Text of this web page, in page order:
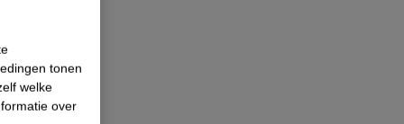
tonen
welke
over